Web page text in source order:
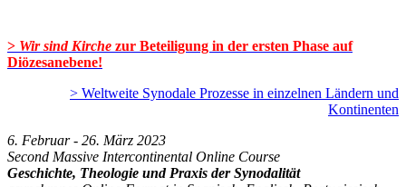
> Wir sind Kirche zur Beteiligung in der ersten Phase auf
Diözesanebene!
> Weltweite Synodale Prozesse in einzelnen Ländern und
Kontinenten
6. Februar - 26. März 2023
Second Massive Intercontinental Online Course
Geschichte, Theologie und Praxis der Synodalität